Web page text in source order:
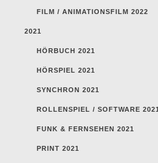
FILM / ANIMATIONSFILM 2022
2021
HÖRBUCH 2021
HÖRSPIEL 2021
SYNCHRON 2021
ROLLENSPIEL / SOFTWARE 2021
FUNK & FERNSEHEN 2021
PRINT 2021